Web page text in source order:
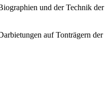
und der Technik der
auf Tonträgern der